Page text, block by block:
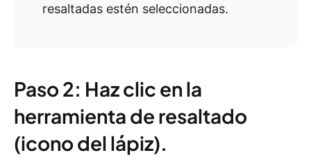
resaltadas estén seleccionadas.
Paso 2: Haz clic en la
herramienta de resaltado
(icono del lápiz).